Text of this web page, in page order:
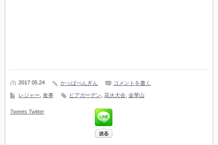
2017 05.24 かっぱぺんぎん コメントを書く
レジャー 食事 ビアガーデン 花火大会 金華山
Tweets Twitter